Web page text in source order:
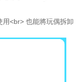
<br> 也能將玩偶拆卸